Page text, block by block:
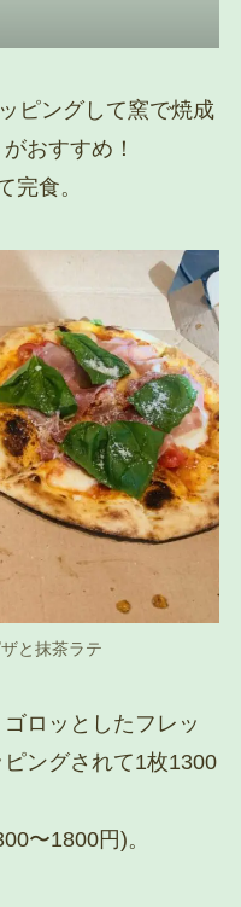
ピングして窯で焼成
おすすめ！
完食。
と抹茶ラテ
ロッとしたフレッ
ングされて1枚1300
〜1800円)。